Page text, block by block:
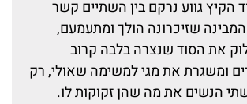
הקיץ גווע נרקם בין השתיים קשר
שזיכרונה הולך ומתעמעם,
את הסוד שנצרה בלבה קרוב
ומשגרת את מגי למשימה שאולי, רק
הנשים את מה שהן זקוקות לו.